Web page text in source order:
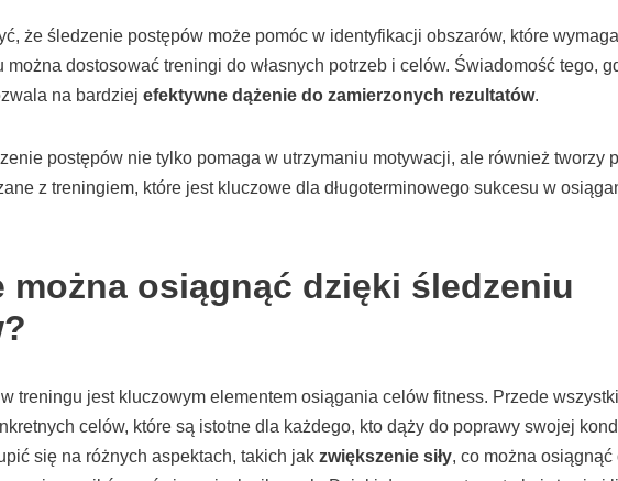
że śledzenie postępów może pomóc w identyfikacji obszarów, które
można dostosować treningi do własnych potrzeb i celów. Świadomość tego,
na bardziej efektywne dążenie do zamierzonych rezultatów.
postępów nie tylko pomaga w utrzymaniu motywacji, ale również tworzy
z treningiem, które jest kluczowe dla długoterminowego sukcesu w
można osiągnąć dzięki śledzeniu
treningu jest kluczowym elementem osiągania celów fitness. Przede
celów, które są istotne dla każdego, kto dąży do poprawy swojej
się na różnych aspektach, takich jak zwiększenie siły, co można osiągnąć